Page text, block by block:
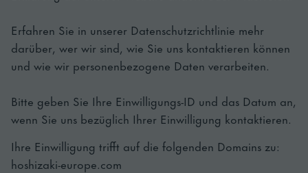
Erfahren Sie in unserer Datenschutzrichtlinie mehr
darüber, wer wir sind, wie Sie uns kontaktieren können
und wie wir personenbezogene Daten verarbeiten.
Bitte geben Sie Ihre Einwilligungs-ID und das Datum an,
wenn Sie uns bezüglich Ihrer Einwilligung kontaktieren.
Ihre Einwilligung trifft auf die folgenden Domains zu:
hoshizaki-europe.com